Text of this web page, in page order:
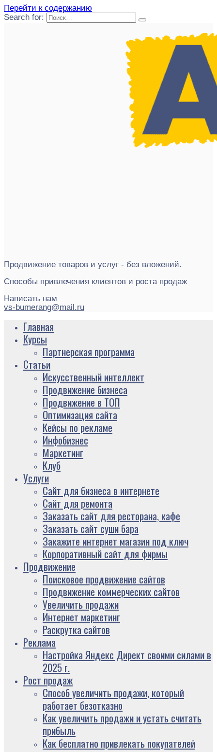
Перейти к содержанию
Search for:
Продвижение товаров и услуг - без вложений.
Способы привлечения клиентов и роста продаж
Написать нам
vs-bumerang@mail.ru
Главная
Курсы
Партнерская программа
Статьи
Искусственный интеллект
Продвижение бизнеса
Продвижение в ТОП
Оптимизация сайта
Кейсы по рекламе
Инфобизнес
Маркетинг
Клуб
Услуги
Сайт для бизнеса в интернете
Сайт для ремонта
Заказать сайт для ресторана, кафе
Заказать сайт суши бара
Закажите интернет магазин под ключ
Корпоративный сайт для фирмы
Продвижение
Поисковое продвижение сайтов
Продвижение коммерческих сайтов
Увеличить продажи
Интернет маркетинг
Раскрутка сайтов
Реклама
Настройка Яндекс Директ своими силами в
2025 г.
Рост продаж
Способ увеличить продажи, который
работает безотказно
Как увеличить продажи и устать считать
прибыль
Как бесплатно привлекать покупателей